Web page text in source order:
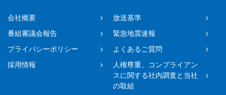
会社概要
放送基準
番組審議会報告
緊急地震速報
プライバシーポリシー
よくあるご質問
採用情報
人権尊重、コンプライアン
スに関する社内調査と当社
の取組